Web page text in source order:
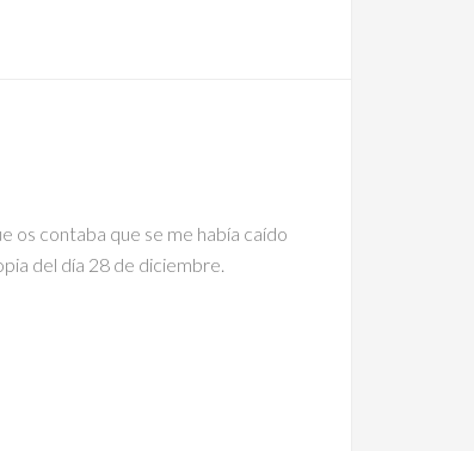
os contaba que se me había caído
del día 28 de diciembre.